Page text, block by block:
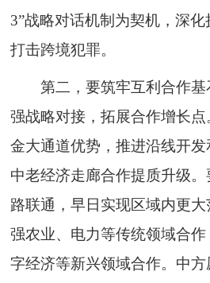
3”战略对话机制为契机，深
打击跨境犯罪。
第二，要筑牢互利合作
强战略对接，拓展合作增长
金大通道优势，推进沿线开发
中老经济走廊合作提质升级
路联通，早日实现区域内更
强农业、电力等传统领域合
字经济等新兴领域合作。中